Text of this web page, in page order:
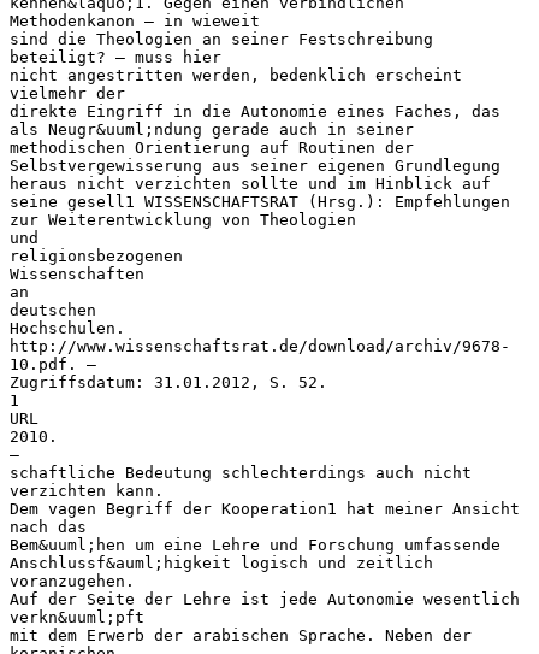
Methodenkanon – in wieweit
sind die Theologien an seiner Festschreibung
beteiligt? – muss hier
nicht angestritten werden, bedenklich erscheint
vielmehr der
direkte Eingriff in die Autonomie eines Faches, das
als Neugr&uuml;ndung gerade auch in seiner
methodischen Orientierung auf Routinen der
Selbstvergewisserung aus seiner eigenen Grundlegung
heraus nicht verzichten sollte und im Hinblick auf
seine gesell1 WISSENSCHAFTSRAT (Hrsg.): Empfehlungen
zur Weiterentwicklung von Theologien
und
religionsbezogenen
Wissenschaften
an
deutschen
Hochschulen.
http://www.wissenschaftsrat.de/download/archiv/9678-
10.pdf. –
Zugriffsdatum: 31.01.2012, S. 52.
1
URL
2010.
–
schaftliche Bedeutung schlechterdings auch nicht
verzichten kann.
Dem vagen Begriff der Kooperation1 hat meiner Ansicht
nach das
Bem&uuml;hen um eine Lehre und Forschung umfassende
Anschlussf&auml;higkeit logisch und zeitlich
voranzugehen.
Auf der Seite der Lehre ist jede Autonomie wesentlich
verkn&uuml;pft
mit dem Erwerb der arabischen Sprache. Neben der